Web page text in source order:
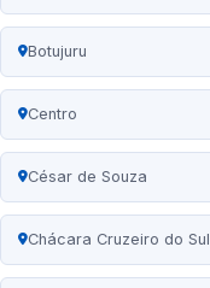
Botujuru
Centro
César de Souza
Chácara Cruzeiro do Sul